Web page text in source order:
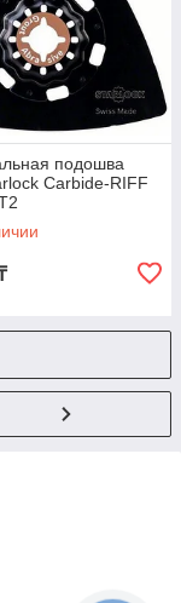
подошва
Carbide-RIFF